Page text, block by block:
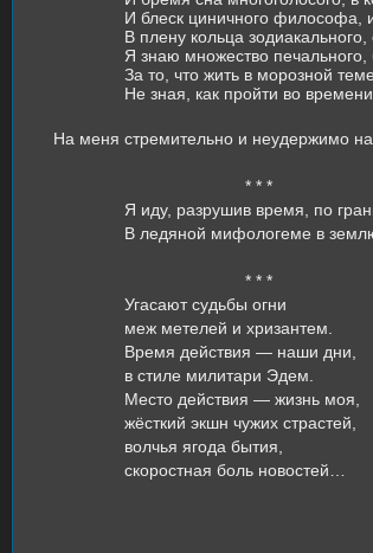
И блеск циничного философа,
В плену кольца
Я знаю множество печального,
За то, что жить в морозной
Не зная, как пройти во
На меня стремительно и неудержимо
* * *
Я иду, разрушив время, по
В ледяной мифологеме в
* * *
Угасают судьбы огни
меж метелей и хризантем.
Время действия — наши дни,
в стиле милитари Эдем.
Место действия — жизнь моя,
жёсткий экшн чужих страстей,
волчья ягода бытия,
скоростная боль новостей…